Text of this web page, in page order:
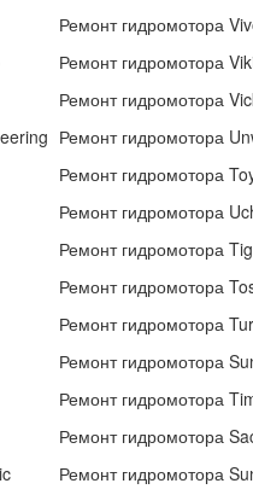
Ремонт гидромотора
Ремонт гидромотора
Ремонт гидромотора
Ремонт гидромотора
Ремонт гидромотора
Ремонт гидромотора
Ремонт гидромотора
Ремонт гидромотора
Ремонт гидромотора
Ремонт гидромотора
Ремонт гидромотора
Ремонт гидромотора
Ремонт гидромотора